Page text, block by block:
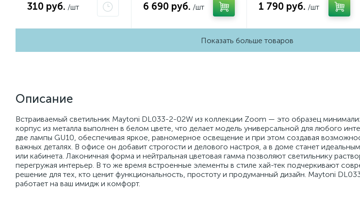
310 руб. /шт 6 690 руб. /шт 1 790 руб. /шт
Показать больше товаров
Описание
Встраиваемый светильник Maytoni DL033-2-02W из коллекции Zoom — это образец
корпус из металла выполнен в белом цвете, что делает модель универсальной для любого
две лампы GU10, обеспечивая яркое, равномерное освещение и при этом создавая
важных деталях. В офисе он добавит строгости и делового настроя, а в доме станет
или кабинета. Лаконичная форма и нейтральная цветовая гамма позволяют светильнику
перегружая интерьер. В то же время встроенные элементы в стиле хай-тек подчеркивают
решение для тех, кто ценит функциональность, простоту и продуманный дизайн. Maytoni
работает на ваш имидж и комфорт.